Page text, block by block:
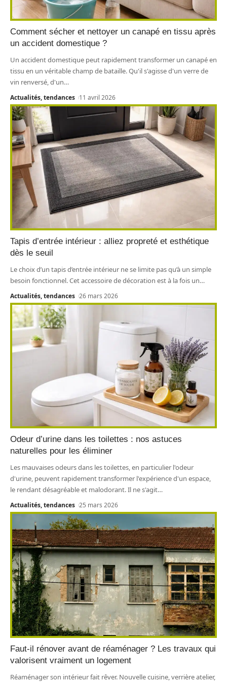
Comment sécher et nettoyer un canapé en tissu après
un accident domestique ?
Un accident domestique peut rapidement transformer un canapé en
tissu en un véritable champ de bataille. Qu'il s'agisse d'un verre de
vin renversé, d'un…
Actualités, tendances 11 avril 2026
Tapis d’entrée intérieur : alliez propreté et esthétique
dès le seuil
Le choix d’un tapis d’entrée intérieur ne se limite pas qu’à un simple
besoin fonctionnel. Cet accessoire de décoration est à la fois un…
Actualités, tendances 26 mars 2026
Odeur d’urine dans les toilettes : nos astuces
naturelles pour les éliminer
Les mauvaises odeurs dans les toilettes, en particulier l'odeur
d'urine, peuvent rapidement transformer l'expérience d'un espace,
le rendant désagréable et malodorant. Il ne s'agit…
Actualités, tendances 25 mars 2026
Faut-il rénover avant de réaménager ? Les travaux qui
valorisent vraiment un logement
Réaménager son intérieur fait rêver. Nouvelle cuisine, verrière atelier,